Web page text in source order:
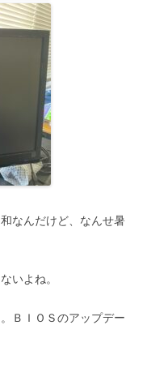
なんだけど、なんせ暑
いよね。
ＢＩＯＳのアップデー